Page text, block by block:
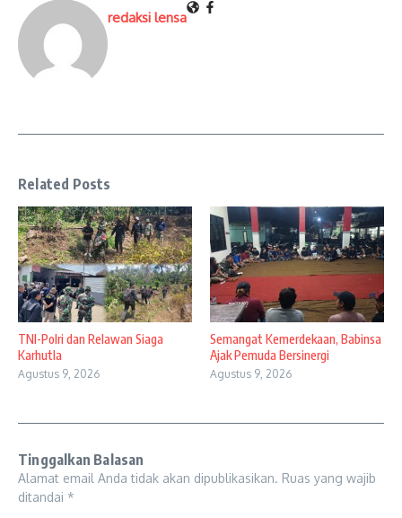
redaksi lensa
Related Posts
TNI-Polri dan Relawan Siaga
Karhutla
Agustus 9, 2026
Semangat Kemerdekaan, Babinsa
Ajak Pemuda Bersinergi
Agustus 9, 2026
Tinggalkan Balasan
Alamat email Anda tidak akan dipublikasikan. Ruas yang wajib
ditandai *